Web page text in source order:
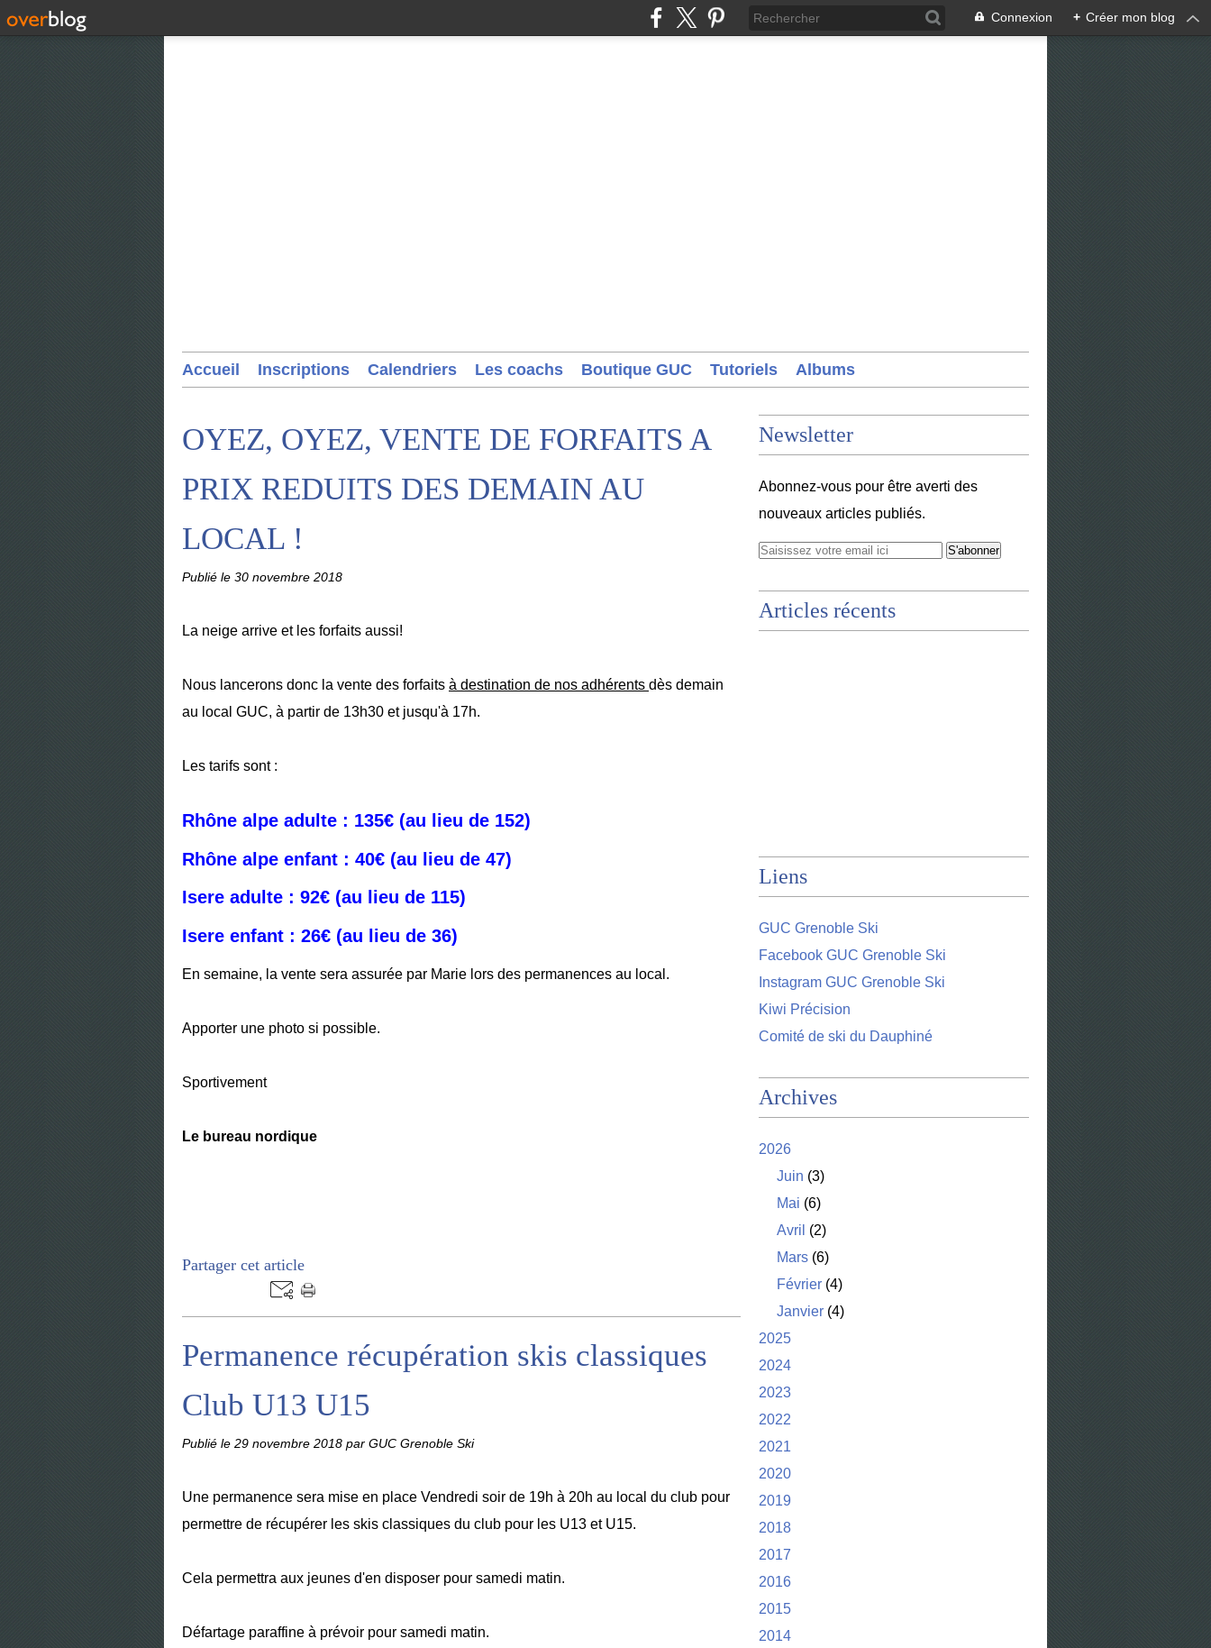
Connexion + Créer mon blog
Accueil Inscriptions Calendriers Les coachs Boutique GUC Tutoriels Albums
OYEZ, OYEZ, VENTE DE FORFAITS A
PRIX REDUITS DES DEMAIN AU
LOCAL !
Publié le 30 novembre 2018
La neige arrive et les forfaits aussi!
Nous lancerons donc la vente des forfaits à destination de nos adhérents dès demain
au local GUC, à partir de 13h30 et jusqu'à 17h.
Les tarifs sont :
Rhône alpe adulte : 135€ (au lieu de 152)
Rhône alpe enfant : 40€ (au lieu de 47)
Isere adulte : 92€ (au lieu de 115)
Isere enfant : 26€ (au lieu de 36)
En semaine, la vente sera assurée par Marie lors des permanences au local.
Apporter une photo si possible.
Sportivement
Le bureau nordique
Partager cet article
Permanence récupération skis classiques
Club U13 U15
Publié le 29 novembre 2018 par GUC Grenoble Ski
Une permanence sera mise en place Vendredi soir de 19h à 20h au local du club pour
permettre de récupérer les skis classiques du club pour les U13 et U15.
Cela permettra aux jeunes d'en disposer pour samedi matin.
Défartage paraffine à prévoir pour samedi matin.
Newsletter
Abonnez-vous pour être averti des
nouveaux articles publiés.
Articles récents
Liens
GUC Grenoble Ski
Facebook GUC Grenoble Ski
Instagram GUC Grenoble Ski
Kiwi Précision
Comité de ski du Dauphiné
Archives
2026
Juin (3)
Mai (6)
Avril (2)
Mars (6)
Février (4)
Janvier (4)
2025
2024
2023
2022
2021
2020
2019
2018
2017
2016
2015
2014